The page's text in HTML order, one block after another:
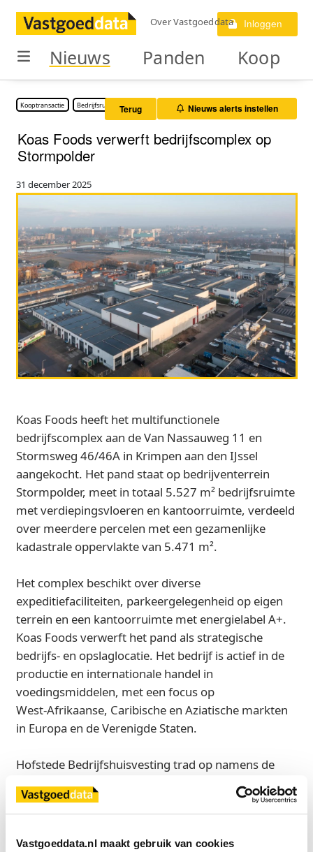
Vastgoeddata.nl maakt gebruik van cookies
Over Vastgoeddata Inloggen
Nieuws Panden Koop
Kooptransactie Bedrijfsruimte Terug Nieuws alerts instellen
Koas Foods verwerft bedrijfscomplex op
Stormpolder
31 december 2025
Koas Foods heeft het multifunctionele
bedrijfscomplex aan de Van Nassauweg 11 en
Stormsweg 46/46A in Krimpen aan den IJssel
aangekocht. Het pand staat op bedrijventerrein
Stormpolder, meet in totaal 5.527 m² bedrijfsruimte
met verdiepingsvloeren en kantoorruimte, verdeeld
over meerdere percelen met een gezamenlijke
kadastrale oppervlakte van 5.471 m².
Het complex beschikt over diverse
expeditiefaciliteiten, parkeergelegenheid op eigen
terrein en een kantoorruimte met energielabel A+.
Koas Foods verwerft het pand als strategische
bedrijfs- en opslaglocatie. Het bedrijf is actief in de
productie en internationale handel in
voedingsmiddelen, met een focus op
West‑Afrikaanse, Caribische en Aziatische markten
in Europa en de Verenigde Staten.
Hofstede Bedrijfshuisvesting trad op namens de
verkoper. Koas Foods werd geadviseerd door Thuis
in de Zaak. De juridische afwikkeling is verzorgd
door Sterel Notarissen.